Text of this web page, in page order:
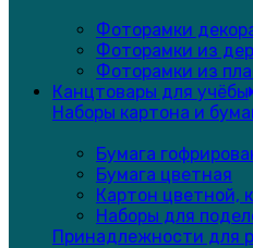
Фоторамки
Фоторамки из
Фоторамки из
Канцтовары для учёбы
Наборы картона и
Бумага
Бумага цветная
Картон цветной,
Наборы для
Принадлежности для